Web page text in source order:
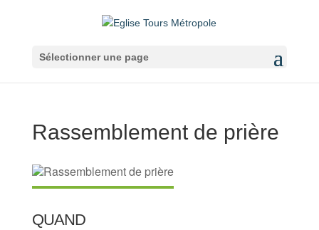
Sélectionner une page
Rassemblement de prière
QUAND